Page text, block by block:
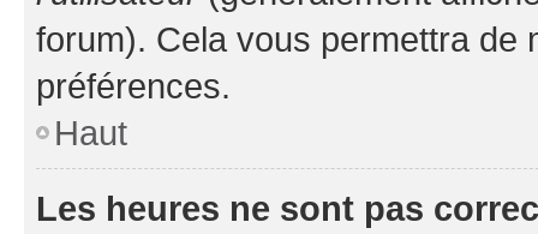
forum). Cela vous permettra de
préférences.
Haut
Les heures ne sont pas